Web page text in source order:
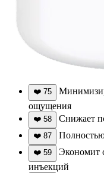
❤️ 75
ощущения
❤️ 58 Снижает
❤️ 87
❤️ 59
Экономит
инъекций